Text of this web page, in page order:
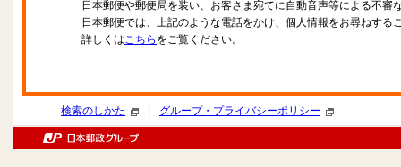
日本郵便や郵便局を装い、お客さま宛てに自動音声等による不審
日本郵便では、上記のような電話をかけ、個人情報をお尋ねする
詳しくはこちら をご覧ください。
検索のしかた グループ・プライバシーポリシー